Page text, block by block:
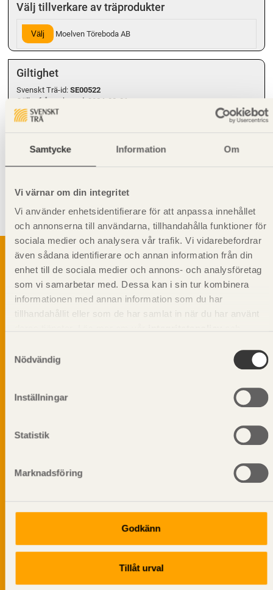
Samtycke Information Om
Vi värnar om din integritet
Vi använder enhetsidentifierare för att anpassa innehållet
och annonserna till användarna, tillhandahålla funktioner för
sociala medier och analysera vår trafik. Vi vidarebefordrar
även sådana identifierare och annan information från din
enhet till de sociala medier och annons- och analysföretag
som vi samarbetar med. Dessa kan i sin tur kombinera
informationen med annan information som du har
tillhandahållit eller som de har samlat in när du har använt
Nödvändig
Inställningar
Statistik
Marknadsföring
Godkänn
Tillåt urval
Välj tillverkare av träprodukter
Välj Moelven Töreboda AB
Giltighet
Svenskt Trä-id: SE00522
Gäller från och med: 2024-08-01
Tabellens karakteristiska dimensioneringsvärden är baserade på ett
tekniskt godkännande, Metsä Wood (VTT Certificate No 184/03,
av fanerträ (Kerto) och är inte giltigt eller gällande för produkter från
andra leverantörer. Specifika egenskaps- och dimensioneringsvärden
skall därför erhållas från respektive leverantör, för deras specifika
Svenskt Träs Produktkatalog är svensk
sågverksnärings digitala produktkatalog för att
beskriva träprodukter och deras unika
Dela på
Prenumerera på Svenskt Träs